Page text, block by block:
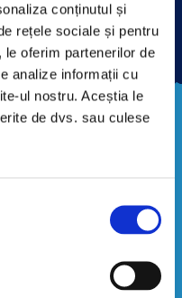
conținutul și
rețele sociale și pentru
oferim partenerilor de
analize informații cu
ul nostru. Aceștia le
de dvs. sau culese
primul iaurt în fabrica
felul nostru de a face
Danone mai